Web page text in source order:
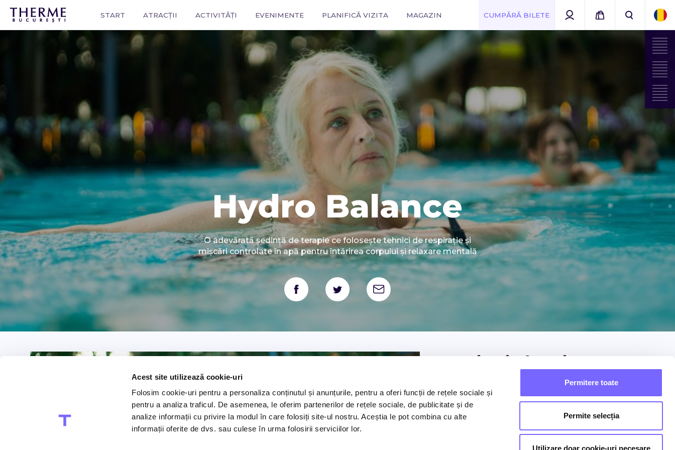
Acest site utilizează cookie-uri
Folosim cookie-uri pentru a personaliza conținutul și anunțurile, pentru a oferi funcții de rețele sociale și
pentru a analiza traficul. De asemenea, le oferim partenerilor de rețele sociale, de publicitate și de
analize informații cu privire la modul în care folosiți site-ul nostru. Aceștia le pot combina cu alte
informații oferite de dvs. sau culese în urma folosirii serviciilor lor.
Permitere toate
Permite selecția
Utilizare doar cookie-uri necesare
START ATRACȚII ACTIVITĂȚI EVENIMENTE PLANIFICĂ VIZITA MAGAZIN CUMPĂRĂ BILETE
Hydro Balance
O adevărată ședință de terapie ce folosește tehnici de respirație și
mișcări controlate în apă pentru întărirea corpului și relaxare mentală
Meditație în mișcare
Concentrează-te pe mișcări fluide și respirație.
Prin ritmul lent al exercițiilor corpul se mișcă
conștient de rezistența apei într-o manieră
benefică pentru pentru mobilitate și rezistență, cu
efecte pozitive asupra minții, aproape ca într-un
proces de meditație. O ședință de Hydro Balance